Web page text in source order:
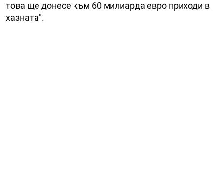
това ще донесе към 60 милиарда евро приходи в
хазната".